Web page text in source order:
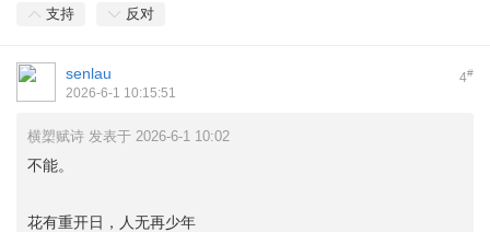
支持 反对
4#
senlau
2026-6-1 10:15:51
横槊赋诗 发表于 2026-6-1 10:02
不能。
花有重开日，人无再少年